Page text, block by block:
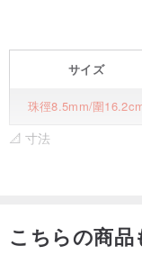
サイズ
珠徑8.5mm/圍
📐 寸法
こちらの商